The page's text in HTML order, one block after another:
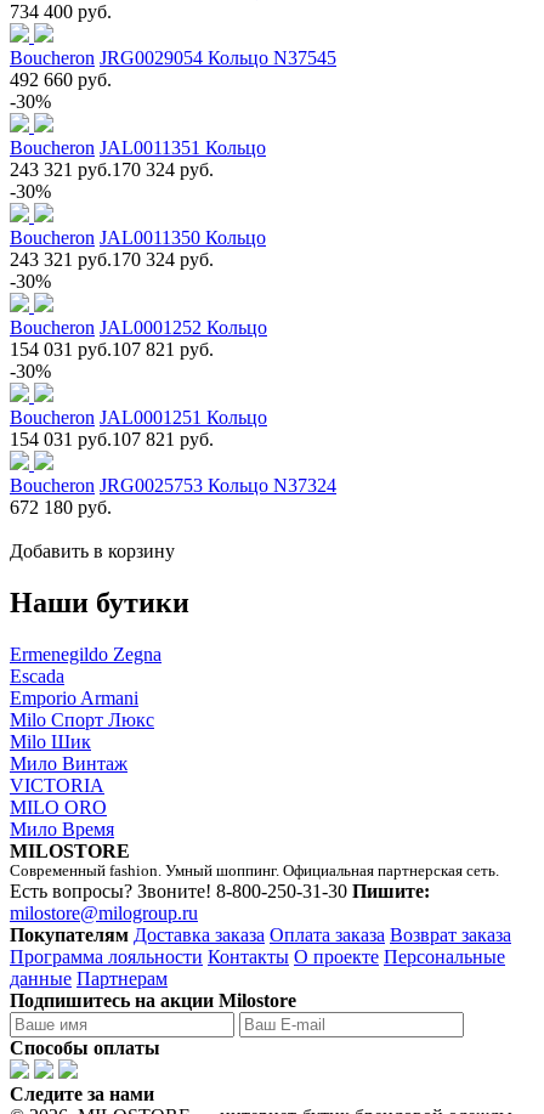
734 400 руб.
Boucheron JRG0029054 Кольцо N37545
492 660 руб.
-30%
Boucheron JAL0011351 Кольцо
243 321 руб.170 324 руб.
-30%
Boucheron JAL0011350 Кольцо
243 321 руб.170 324 руб.
-30%
Boucheron JAL0001252 Кольцо
154 031 руб.107 821 руб.
-30%
Boucheron JAL0001251 Кольцо
154 031 руб.107 821 руб.
Boucheron JRG0025753 Кольцо N37324
672 180 руб.
Добавить в корзину
Наши бутики
Ermenegildo Zegna
Escada
Emporio Armani
Milo Спорт Люкс
Milo Шик
Мило Винтаж
VICTORIA
MILO ORO
Мило Время
MILOSTORE
Современный fashion. Умный шоппинг. Официальная партнерская сеть.
Есть вопросы? Звоните! 8-800-250-31-30 Пишите:
milostore@milogroup.ru
Покупателям Доставка заказа Оплата заказа Возврат заказа
Программа лояльности Контакты О проекте Персональные
данные Партнерам
Подпишитесь на акции Milostore
Способы оплаты
Следите за нами